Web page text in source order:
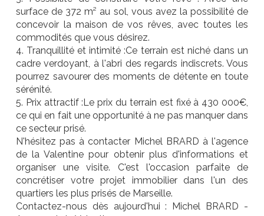
surface de 372 m² au sol, vous avez la possibilité de
concevoir la maison de vos rêves, avec toutes les
commodités que vous désirez.
4. Tranquillité et intimité :Ce terrain est niché dans un
cadre verdoyant, à l'abri des regards indiscrets. Vous
pourrez savourer des moments de détente en toute
sérénité.
5. Prix attractif :Le prix du terrain est fixé à 430 000€,
ce qui en fait une opportunité à ne pas manquer dans
ce secteur prisé.
N'hésitez pas à contacter Michel BRARD à l'agence
de la Valentine pour obtenir plus d'informations et
organiser une visite. C'est l'occasion parfaite de
concrétiser votre projet immobilier dans l'un des
quartiers les plus prisés de Marseille.
Contactez-nous dès aujourd'hui : Michel BRARD -